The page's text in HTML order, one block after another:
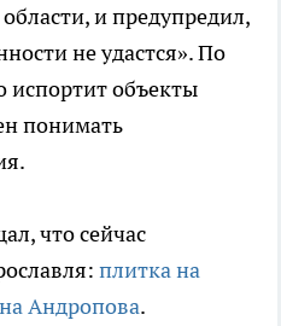
и предупредил,
не удастся». По
испортит объекты
понимать
что сейчас
плитка на
Андропова.